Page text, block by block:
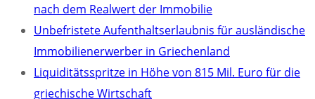
nach dem Realwert der Immobilie
Unbefristete Aufenthaltserlaubnis für ausländische
Immobilienerwerber in Griechenland
Liquiditätsspritze in Höhe von 815 Mil. Euro für die
griechische Wirtschaft